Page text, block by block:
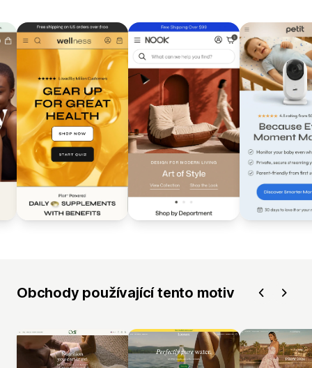
Obchody používající tento motiv